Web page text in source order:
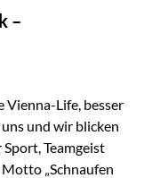
auf
nachhaltige
Value Investing
–
Vienna-Life, besser
und wir blicken
Teamgeist
„Schnaufen